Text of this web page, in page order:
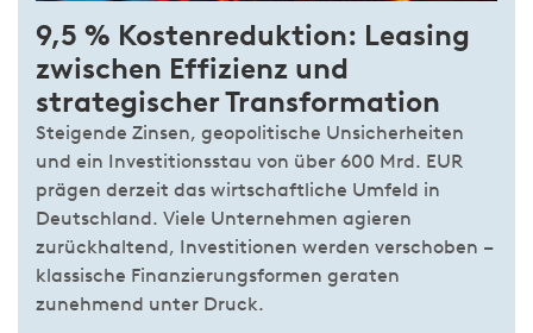
9,5 % Kostenreduktion: Leasing
zwischen Effizienz und
strategischer Transformation
Steigende Zinsen, geopolitische Unsicherheiten
und ein Investitionsstau von über 600 Mrd. EUR
prägen derzeit das wirtschaftliche Umfeld in
Deutschland. Viele Unternehmen agieren
zurückhaltend, Investitionen werden verschoben –
klassische Finanzierungsformen geraten
zunehmend unter Druck.